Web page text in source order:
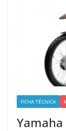
FICHA TÉCNICA